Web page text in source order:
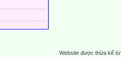
Website được thừa kế